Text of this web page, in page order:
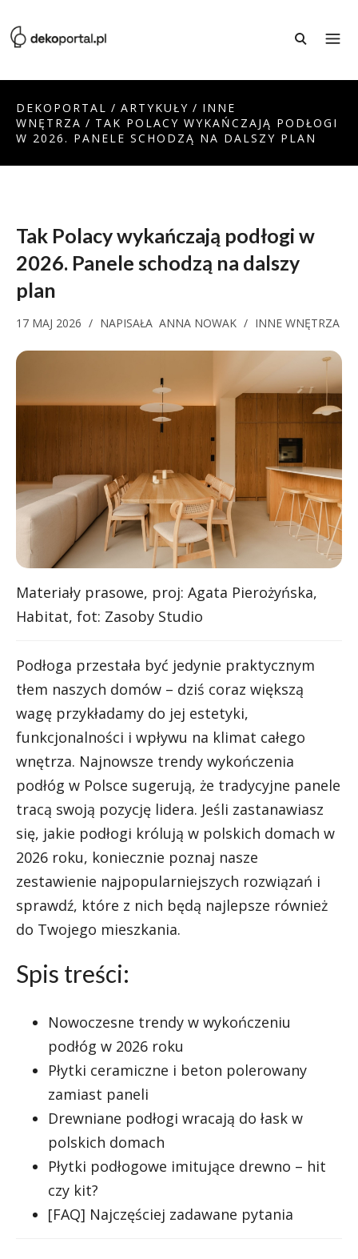
DEKOPORTAL / ARTYKUŁY / INNE
WNĘTRZA / TAK POLACY WYKAŃCZAJĄ PODŁOGI
W 2026. PANELE SCHODZĄ NA DALSZY PLAN
Tak Polacy wykańczają podłogi w
2026. Panele schodzą na dalszy
plan
17 MAJ 2026 / NAPISAŁA ANNA NOWAK / INNE WNĘTRZA
Materiały prasowe, proj: Agata Pierożyńska,
Habitat, fot: Zasoby Studio
Podłoga przestała być jedynie praktycznym
tłem naszych domów – dziś coraz większą
wagę przykładamy do jej estetyki,
funkcjonalności i wpływu na klimat całego
wnętrza. Najnowsze trendy wykończenia
podłóg w Polsce sugerują, że tradycyjne panele
tracą swoją pozycję lidera. Jeśli zastanawiasz
się, jakie podłogi królują w polskich domach w
2026 roku, koniecznie poznaj nasze
zestawienie najpopularniejszych rozwiązań i
sprawdź, które z nich będą najlepsze również
do Twojego mieszkania.
Spis treści:
Nowoczesne trendy w wykończeniu
podłóg w 2026 roku
Płytki ceramiczne i beton polerowany
zamiast paneli
Drewniane podłogi wracają do łask w
polskich domach
Płytki podłogowe imitujące drewno – hit
czy kit?
[FAQ] Najczęściej zadawane pytania